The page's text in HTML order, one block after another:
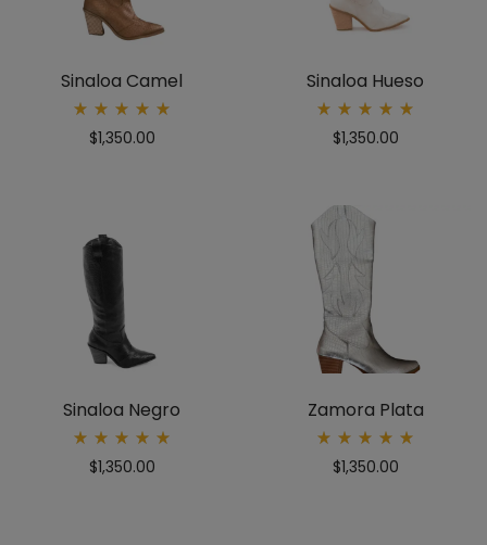
Sinaloa Camel
5.00
$1,350.00
Sinaloa Hueso
5.00
$1,350.00
Sinaloa Negro
5.00
$1,350.00
Zamora Plata
5.00
$1,350.00